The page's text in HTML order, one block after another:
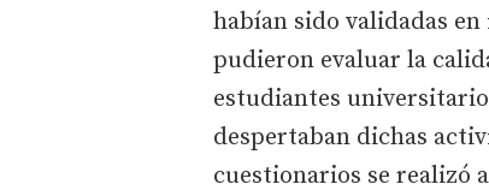
habían sido validadas
pudieron evaluar la
estudiantes
despertaban dichas
cuestionarios se realizó